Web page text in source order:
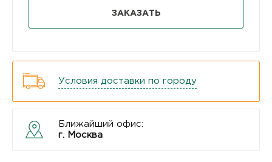
ЗАКАЗАТЬ
Условия доставки по городу
Ближайший офис:
г. Москва